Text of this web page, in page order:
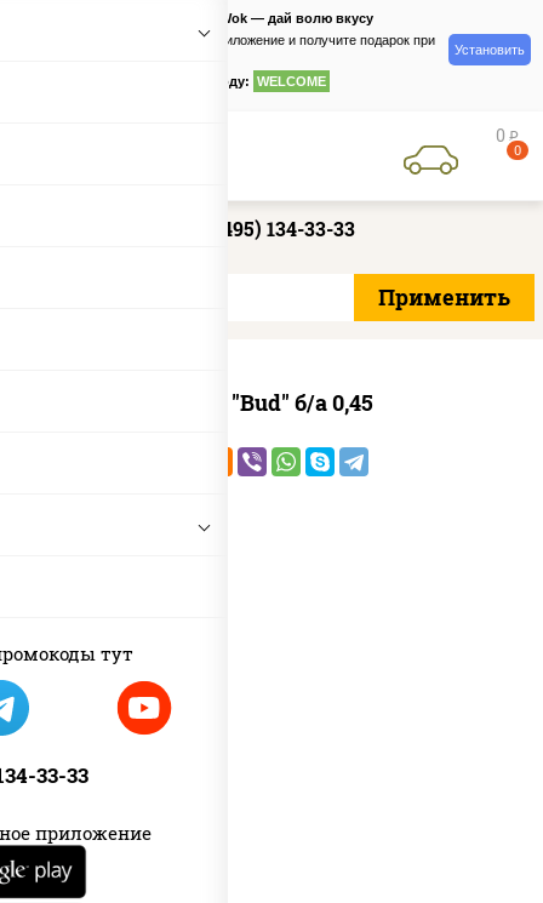
тут
33-33
приложение
PizzaSushiWok — дай волю вкусу
Скачайте приложение и получите подарок при
по промокоду: WELCOME
Установить
0 руб
0
+7 (495) 134-33-33
Пиво "Bud" б/а 0,45